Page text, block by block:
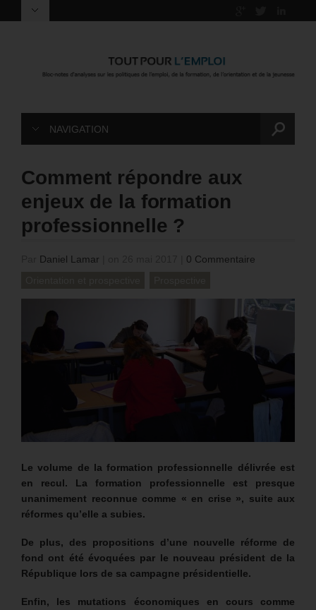
NAVIGATION
Comment répondre aux
enjeux de la formation
professionnelle ?
Daniel Lamar
0 Commentaire
Le volume de la formation professionnelle délivrée est
en recul. La formation professionnelle est presque
unanimement reconnue comme « en crise », suite aux
réformes qu’elle a subies.
De plus, des propositions d’une nouvelle réforme de
fond ont été évoquées par le nouveau président de la
République lors de sa campagne présidentielle.
Enfin, les mutations économiques en cours comme